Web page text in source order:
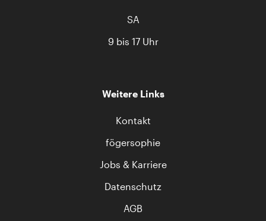
SA
9 bis 17 Uhr
Weitere Links
Kontakt
fögersophie
Jobs & Karriere
Datenschutz
AGB